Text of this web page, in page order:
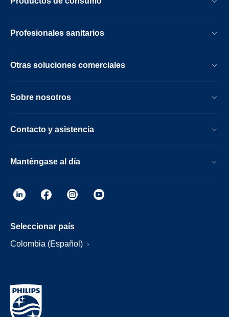
Profesionales sanitarios
Otras soluciones comerciales
Sobre nosotros
Contacto y asistencia
Manténgase al día
Seleccionar país
Colombia (Español)